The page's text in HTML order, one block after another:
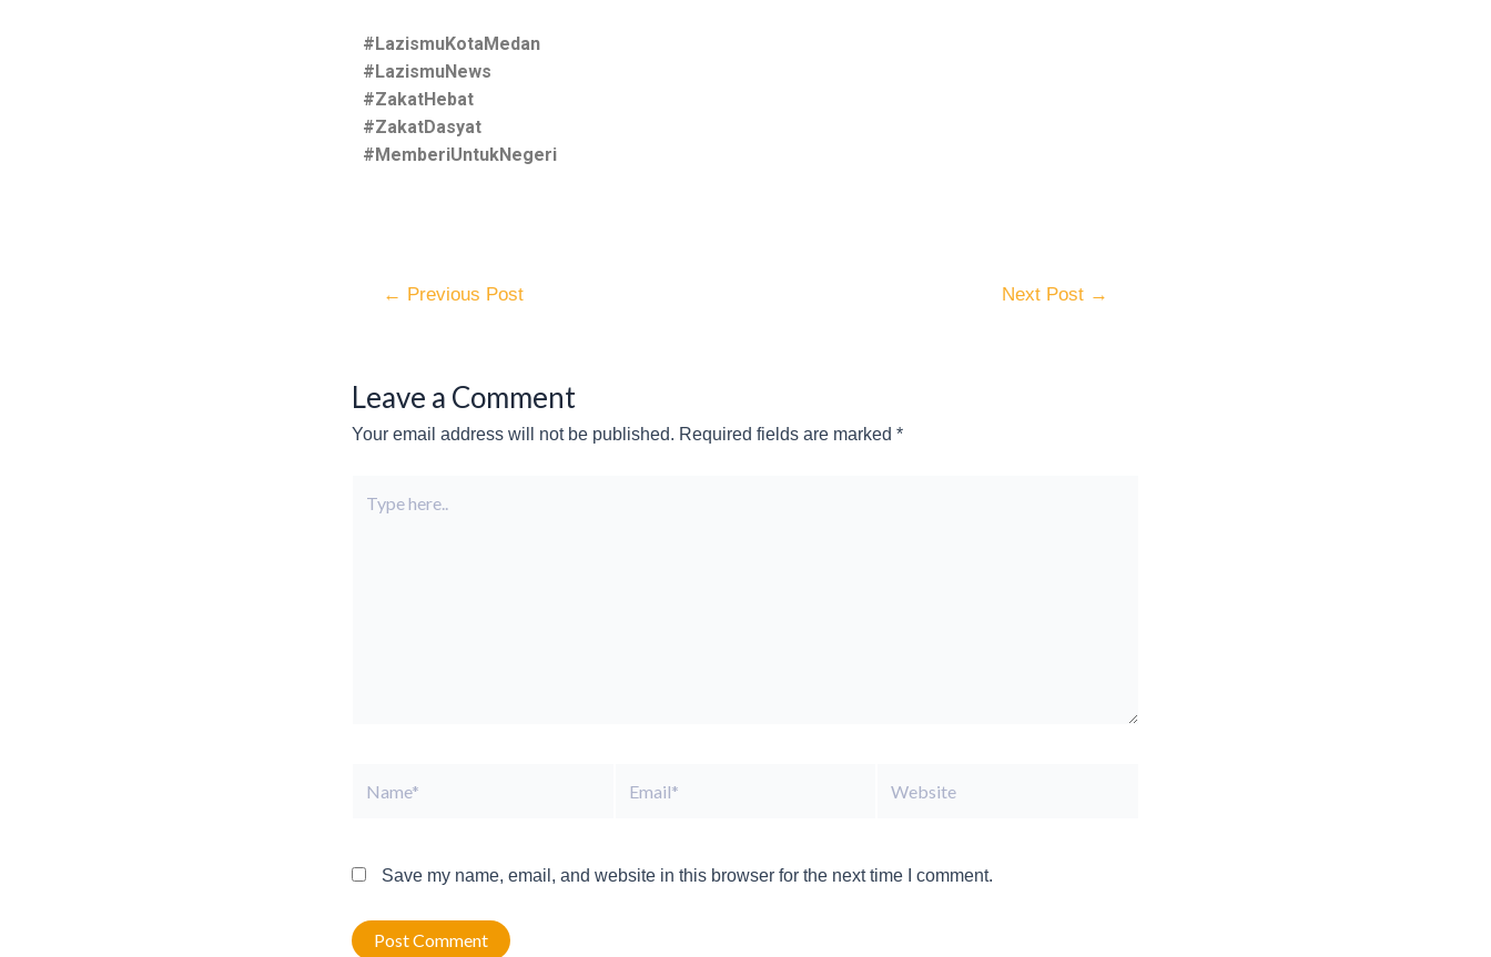
#LazismuKotaMedan
#LazismuNews
#ZakatHebat
#ZakatDasyat
#MemberiUntukNegeri
← Previous Post Next Post →
Leave a Comment
Your email address will not be published. Required fields are marked *
here..
Save my name, email, and website in this browser for the next time I comment.